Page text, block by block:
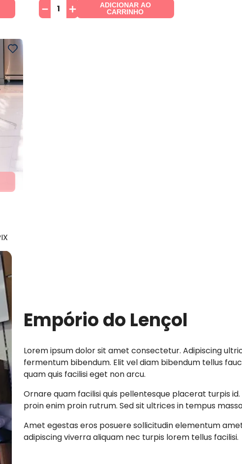
＋
－
ADICIONAR AO
CARRINHO
Empório do Lençol
Lorem ipsum dolor sit amet consectetur. Adipiscing
fermentum bibendum. Elit vel diam bibendum tellus
quam quis facilisi eget non arcu.
Ornare quam facilisi quis pellentesque placerat turpis
proin enim proin rutrum. Sed sit ultrices in tempus
Amet egestas eros posuere sollicitudin elementum
adipiscing viverra aliquam nec turpis lorem tellus facilisi.